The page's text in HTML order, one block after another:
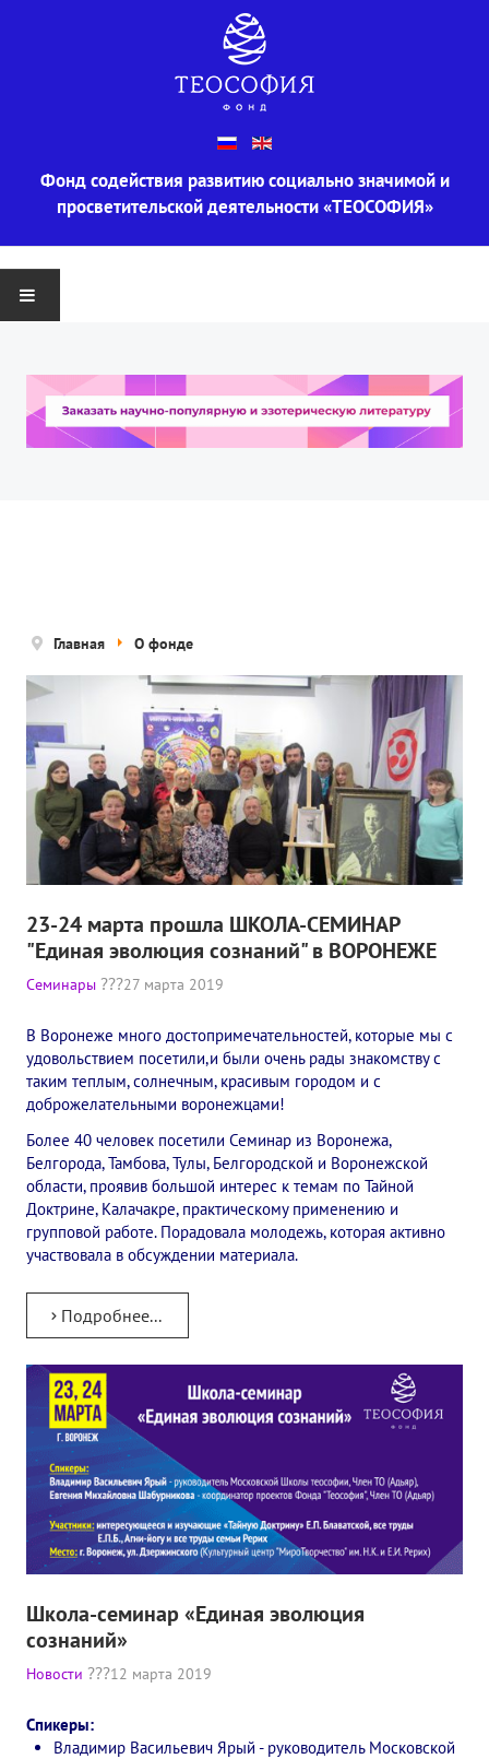
Фонд содействия развитию социально значимой и
просветительской деятельности «ТЕОСОФИЯ»
О ФОНДЕ
Информация
Концепция деятельности
Нам помогают
Публичная оферта
Политика конфиденциальности
ПРОЕКТЫ
🌟 Детский проект «БЕЛЫЕ ЯГУАРЫ»
✔️ Заказать мероприятие
✔️ Заказать книги/журналы
Международный научно-исследовательский Центр, им. Е.П.
Международное теософское издательство «Альбатрос»
Межрегиональные теософские семинары России. Теософский
Международный Теософский Конгресс
Международный художественный Конкурс, посвященный
Международный поэтический Конкурс «Елене Петровне
Международный музыкальный Конкурс, посвященный Елене
Выставка «Книжная экспедиция»
Авторское кино Олега Мартынова
Конкурс городов России на право проведения
Памятник Е.П. Блаватской
МЕЖДУНАРОДНЫЙ ЦЕНТР ТЕОСОФИИ
ШКОЛА ТЕОСОФИИ
О школе Теософии
Главная О фонде
23-24 марта прошла ШКОЛА-СЕМИНАР
"Единая эволюция сознаний" в ВОРОНЕЖЕ
Семинары 27 марта 2019
В Воронеже много достопримечательностей, которые мы с
удовольствием посетили,и были очень рады знакомству с
таким теплым, солнечным, красивым городом и с
доброжелательными воронежцами!
Более 40 человек посетили Семинар из Воронежа,
Белгорода, Тамбова, Тулы, Белгородской и Воронежской
области, проявив большой интерес к темам по Тайной
Доктрине, Калачакре, практическому применению и
групповой работе. Порадовала молодежь, которая активно
участвовала в обсуждении материала.
Подробнее...
Школа-семинар «Единая эволюция
сознаний»
Новости 12 марта 2019
Спикеры:
Владимир Васильевич Ярый - руководитель Московской